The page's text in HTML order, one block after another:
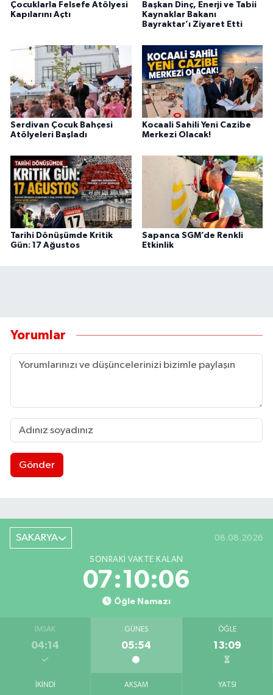
Çocuklarla Felsefe Atölyesi
Kapılarını Açtı
Başkan Dinç, Enerji ve Tabii
Kaynaklar Bakanı
Bayraktar’ı Ziyaret Etti
Serdivan Çocuk Bahçesi
Atölyeleri Başladı
Kocaali Sahili Yeni Cazibe
Merkezi Olacak!
Tarihi Dönüşümde Kritik
Gün: 17 Ağustos
Sapanca SGM’de Renkli
Etkinlik
Yorumlar
Gönder
SAKARYA 08.08.2026
SONRAKI VAKTE KALAN
07:10:05
Öğle Namazı
İMSAK
04:14
GÜNEŞ
05:54
ÖĞLE
13:09
İKINDI AKŞAM YATSI